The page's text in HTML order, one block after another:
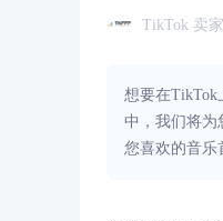
TikTok 卖
想要在TikTok
中，我们将为
您喜欢的音乐